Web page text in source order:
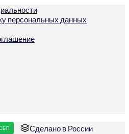
персональных данных
Сделано в России